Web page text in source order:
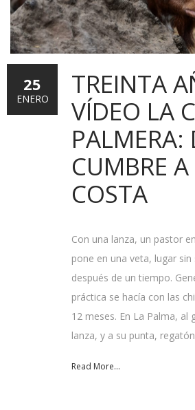
TREINTA
VÍDEO LA
PALMERA:
CUMBRE
COSTA
Con una lanza, un pastor
pone en una veta, lugar
después de un tiempo.
práctica se hacía con las
12 meses. En La Palma, al
lanza, y a su punta,
Read More...
25
ENERO